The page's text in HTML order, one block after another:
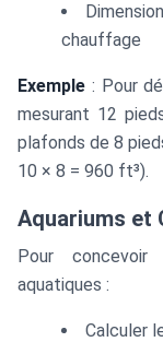
chauffage
Exemple : Pour
mesurant 12
plafonds de 8
10 × 8 = 960 ft³).
Aquariums et
Pour
aquatiques :
Calculer